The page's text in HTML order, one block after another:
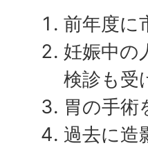
前年度に
妊娠中の
検診も受
胃の手術
過去に造